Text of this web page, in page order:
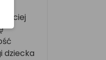
dziecka